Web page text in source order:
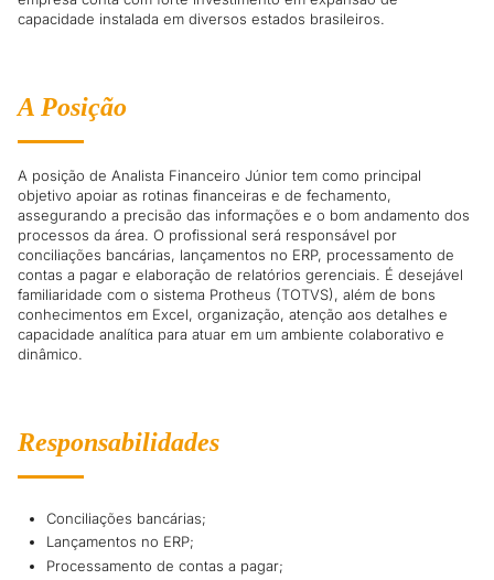
capacidade instalada em diversos estados brasileiros.
A Posição
A posição de Analista Financeiro Júnior tem como principal
objetivo apoiar as rotinas financeiras e de fechamento,
assegurando a precisão das informações e o bom andamento dos
processos da área. O profissional será responsável por
conciliações bancárias, lançamentos no ERP, processamento de
contas a pagar e elaboração de relatórios gerenciais. É desejável
familiaridade com o sistema Protheus (TOTVS), além de bons
conhecimentos em Excel, organização, atenção aos detalhes e
capacidade analítica para atuar em um ambiente colaborativo e
dinâmico.
Responsabilidades
Conciliações bancárias;
Lançamentos no ERP;
Processamento de contas a pagar;